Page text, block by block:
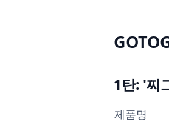
1탄: '찌
제품명